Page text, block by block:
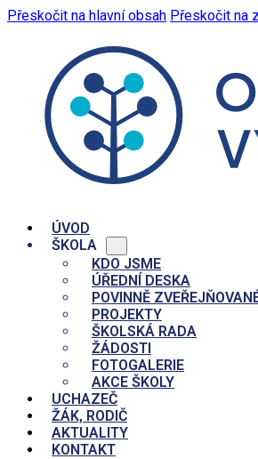
Přeskočit na hlavní obsah Přeskočit na
ÚVOD
ŠKOLA
KDO JSME
ÚŘEDNÍ DESKA
POVINNĚ
PROJEKTY
ŠKOLSKÁ RADA
ŽÁDOSTI
FOTOGALERIE
AKCE ŠKOLY
UCHAZEČ
ŽÁK, RODIČ
AKTUALITY
KONTAKT